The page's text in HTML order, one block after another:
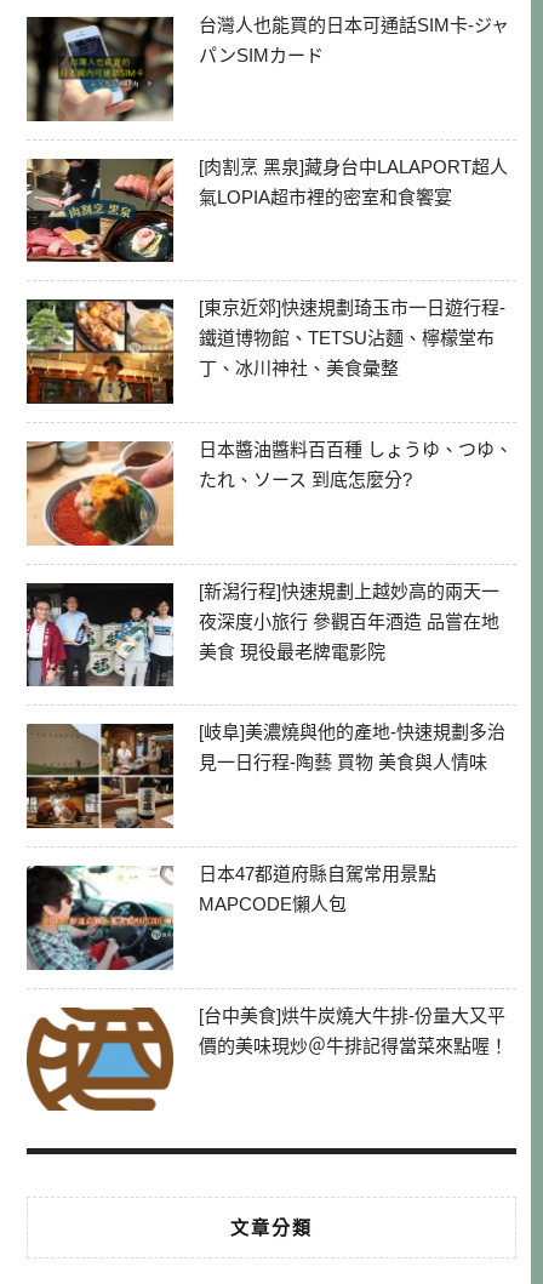
台灣人也能買的日本可通話SIM卡-ジャ
パンSIMカード
[肉割烹 黑泉]藏身台中LALAPORT超人
氣LOPIA超市裡的密室和食饗宴
[東京近郊]快速規劃琦玉市一日遊行程-
鐵道博物館、TETSU沾麵、檸檬堂布
丁、冰川神社、美食彙整
日本醬油醬料百百種 しょうゆ、つゆ、
たれ、ソース 到底怎麼分?
[新潟行程]快速規劃上越妙高的兩天一
夜深度小旅行 參觀百年酒造 品嘗在地
美食 現役最老牌電影院
[岐阜]美濃燒與他的產地-快速規劃多治
見一日行程-陶藝 買物 美食與人情味
日本47都道府縣自駕常用景點
MAPCODE懶人包
[台中美食]烘牛炭燒大牛排-份量大又平
價的美味現炒＠牛排記得當菜來點喔！
文章分類